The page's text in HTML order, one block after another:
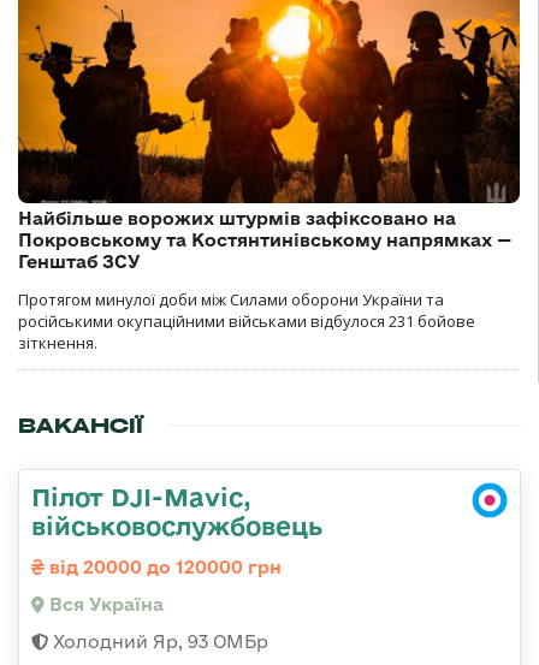
Найбільше ворожих штурмів зафіксовано на
Покровському та Костянтинівському напрямках —
Генштаб ЗСУ
Протягом минулої доби між Силами оборони України та
російськими окупаційними військами відбулося 231 бойове
зіткнення.
ВАКАНСІЇ
Пілот DJI-Mavic,
військовослужбовець
від 20000 до 120000 грн
Вся Україна
Холодний Яр, 93 ОМБр